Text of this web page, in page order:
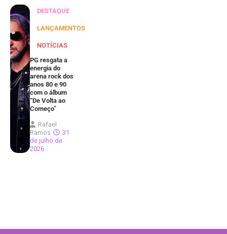
DESTAQUE
LANÇAMENTOS
NOTÍCIAS
PG resgata a
energia do
arena rock dos
anos 80 e 90
com o álbum
“De Volta ao
Começo”
Rafael
Ramos
31
de julho de
2026